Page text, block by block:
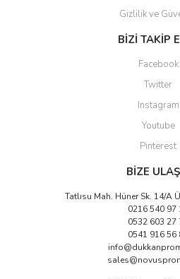
Gizlilik ve
BİZİ TAKİP
Facebook
Twitter
Instagram
Youtube
Pinterest
BİZE
Tatlısu Mah. Hüner Sk. 14/A
0216 540 97
0532 603 27
0541 916 56